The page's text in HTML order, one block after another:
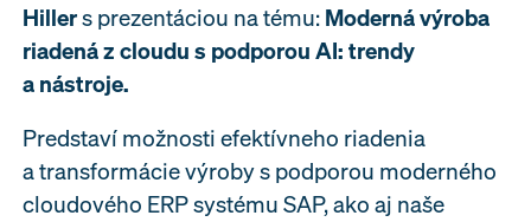
Hillers prezentáciou na tému: Moderná výroba
riadená z cloudu s podporou AI: trendy
a nástroje.
Predstaví možnosti efektívneho riadenia
a transformácie výroby s podporou moderného
cloudového ERP systému SAP, ako aj naše